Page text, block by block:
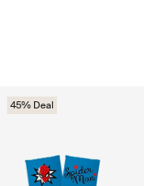
45% Deal